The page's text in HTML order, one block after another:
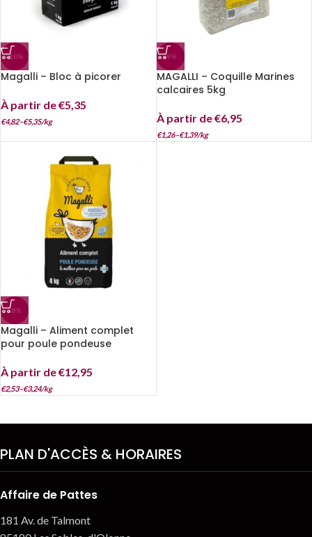
-10%
Magalli – Bloc à picorer
À partir de€5,35
€4,82–€5,35/kg
-9%
MAGALLI – Coquille Marines
calcaires 5kg
À partir de€6,95
€1,26–€1,39/kg
-8%
Magalli – Aliment complet
pour poule pondeuse
À partir de€12,95
€2,53–€3,24/kg
PLAN D'ACCÈS & HORAIRES
Affaire de Pattes
181 Av. de Talmont